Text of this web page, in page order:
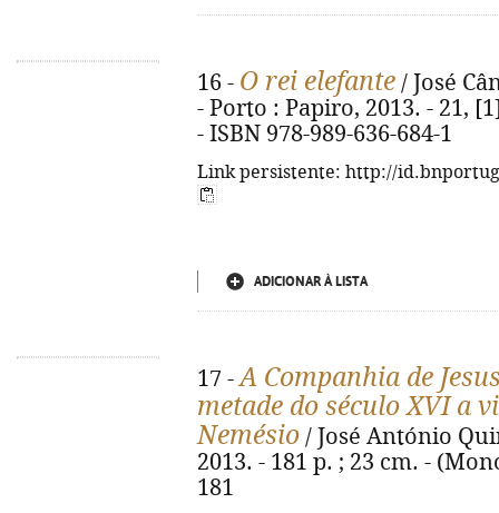
16 - O rei elefante / José
- Porto : Papiro, 2013. - 21,
- ISBN 978-989-636-684-1
Link persistente: http://
ADICIONAR À LISTA
17 -A Companhia de
metade do século XVI a
Nemésio / José António
2013. - 181 p. ; 23 cm. -
181